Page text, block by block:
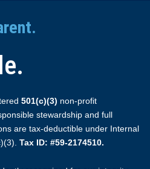
501(c)(3) non-profit
stewardship and full
are tax-deductible under Internal
Tax ID: #59-2174510.